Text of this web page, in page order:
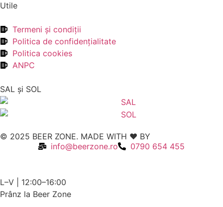
Utile
Termeni şi condiţii
Politica de confidenţialitate
Politica cookies
ANPC
SAL şi SOL
© 2025 BEER ZONE. MADE WITH ❤️ BY
info@beerzone.ro
0790 654 455
L–V | 12:00–16:00
Prânz la Beer Zone